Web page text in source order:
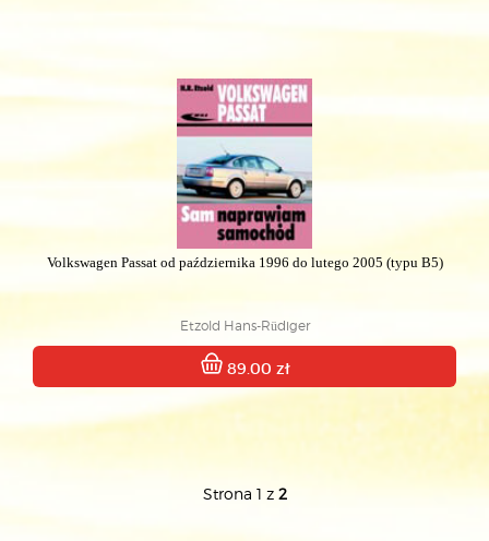
Volkswagen Passat od października 1996 do lutego 2005 (typu B5)
Etzold Hans-Rüdiger
89.00 zł
Strona 1 z 2